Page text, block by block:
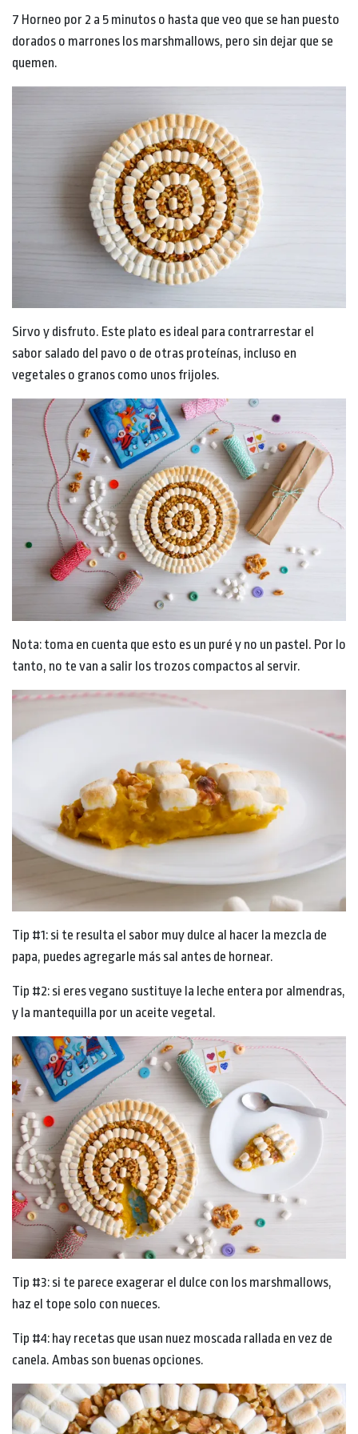
7 Horneo por 2 a 5 minutos o hasta que veo que se han puesto
dorados o marrones los marshmallows, pero sin dejar que se
quemen.
Sirvo y disfruto. Este plato es ideal para contrarrestar el
sabor salado del pavo o de otras proteínas, incluso en
vegetales o granos como unos frijoles.
Nota: toma en cuenta que esto es un puré y no un pastel. Por lo
tanto, no te van a salir los trozos compactos al servir.
Tip #1: si te resulta el sabor muy dulce al hacer la mezcla de
papa, puedes agregarle más sal antes de hornear.
Tip #2: si eres vegano sustituye la leche entera por almendras,
y la mantequilla por un aceite vegetal.
Tip #3: si te parece exagerar el dulce con los marshmallows,
haz el tope solo con nueces.
Tip #4: hay recetas que usan nuez moscada rallada en vez de
canela. Ambas son buenas opciones.